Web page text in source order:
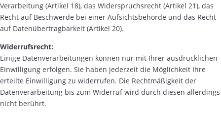
Verarbeitung (Artikel 18), das Widerspruchsrecht (Artikel 21), das
Recht auf Beschwerde bei einer Aufsichtsbehörde und das Recht
auf Datenübertragbarkeit (Artikel 20).
Widerrufsrecht:
Einige Datenverarbeitungen können nur mit Ihrer ausdrücklichen
Einwilligung erfolgen. Sie haben jederzeit die Möglichkeit Ihre
erteilte Einwilligung zu widerrufen. Die Rechtmäßigkeit der
Datenverarbeitung bis zum Widerruf wird durch diesen allerdings
nicht berührt.